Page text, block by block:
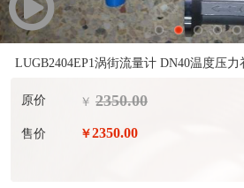
LUGB2404EP1涡街流量计 DN40温度压
原价 ￥ 2350.00
售价 ￥2350.00